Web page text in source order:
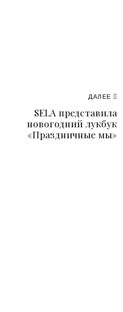
ДАЛЕЕ
SELA представила
новогодний лукбук
«Праздничные мы»